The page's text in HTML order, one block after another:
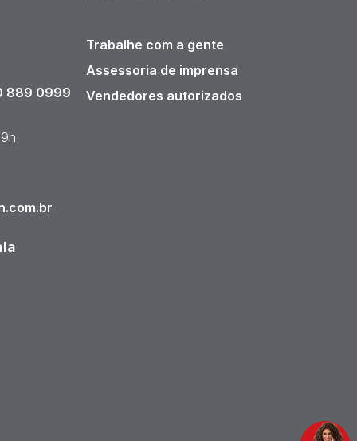
889 0999
Trabalhe com a gente
Assessoria de imprensa
Vendedores autorizados